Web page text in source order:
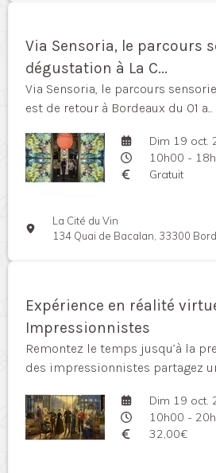
Via Sensoria, le parcours
dégustation à La C...
Via Sensoria, le parcours
est de retour à Bordeaux du 01 a...
Dim 19 oct.
10h00 -
Gratuit
La Cité du Vin
134 Quai de Bacalan, 33300
Expérience en réalité
Impressionnistes
Remontez le temps jusqu’à la
des impressionnistes partagez
Dim 19 oct.
10h00 -
32,00€